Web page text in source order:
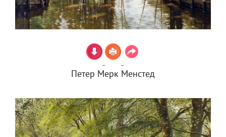
Петер Мерк Менстед